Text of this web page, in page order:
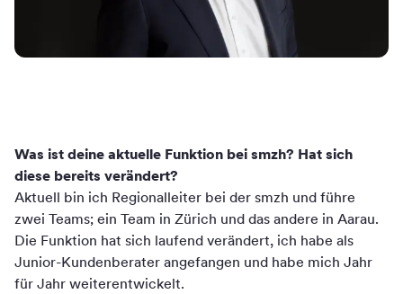
Was ist deine aktuelle Funktion bei smzh? Hat sich
diese bereits verändert?
Aktuell bin ich Regionalleiter bei der smzh und führe
zwei Teams; ein Team in Zürich und das andere in Aarau.
Die Funktion hat sich laufend verändert, ich habe als
Junior-Kundenberater angefangen und habe mich Jahr
für Jahr weiterentwickelt.